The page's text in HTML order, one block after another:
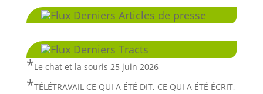
Derniers Articles de presse
Derniers Tracts
Le chat et la souris 25 juin 2026
TÉLÉTRAVAIL CE QUI A ÉTÉ DIT, CE QUI A ÉTÉ ÉCRIT,